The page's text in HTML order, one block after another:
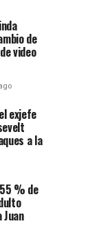
de
video
exjefe
a la
% de